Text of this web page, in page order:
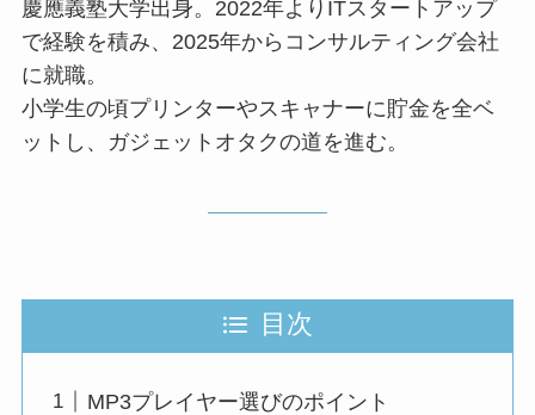
慶應義塾大学出身。2022年よりITスタートアップ
で経験を積み、2025年からコンサルティング会社
に就職。
小学生の頃プリンターやスキャナーに貯金を全ベ
ットし、ガジェットオタクの道を進む。
目次
MP3プレイヤー選びのポイント